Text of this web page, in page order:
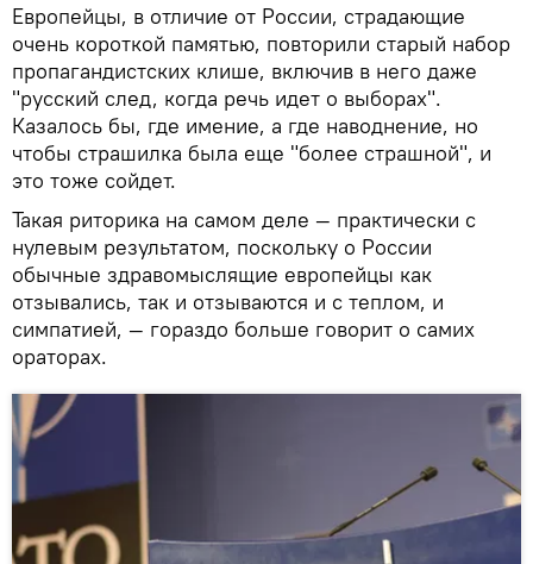
Европейцы, в отличие от России, страдающие
очень короткой памятью, повторили старый набор
пропагандистских клише, включив в него даже
"русский след, когда речь идет о выборах".
Казалось бы, где имение, а где наводнение, но
чтобы страшилка была еще "более страшной", и
это тоже сойдет.
Такая риторика на самом деле — практически с
нулевым результатом, поскольку о России
обычные здравомыслящие европейцы как
отзывались, так и отзываются и с теплом, и
симпатией, — гораздо больше говорит о самих
ораторах.